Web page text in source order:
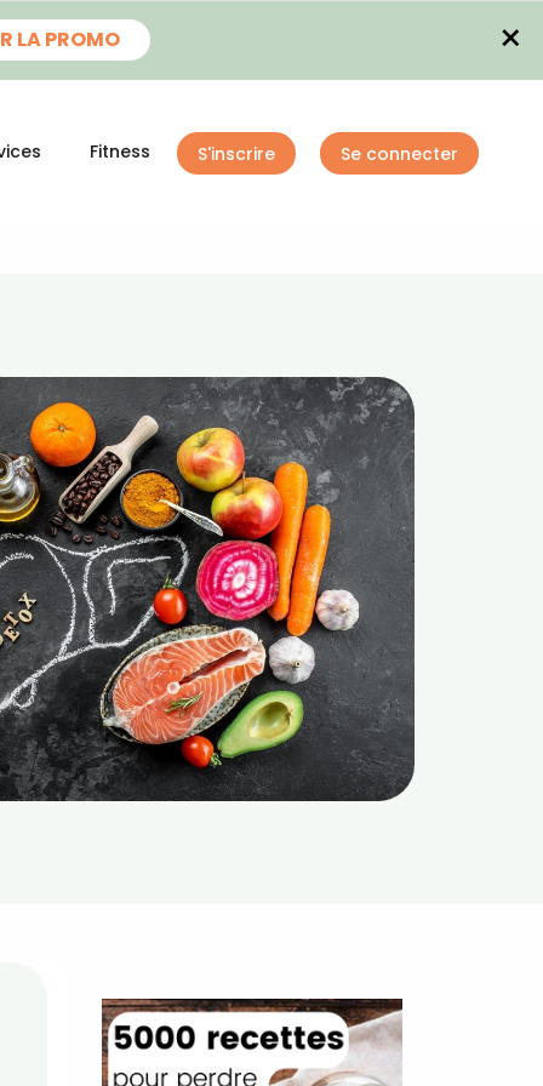
LA PROMO ×
Fitness S'inscrire Se connecter